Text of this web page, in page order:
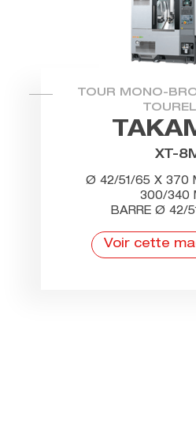
TOUR MONO-
XT-
Ø 42/51/65 X 370
300/340
BARRE Ø 42/
Voir cette